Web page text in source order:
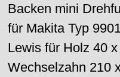
Backen mini
für Makita Typ
Lewis für Holz 40
Wechselzahn 210